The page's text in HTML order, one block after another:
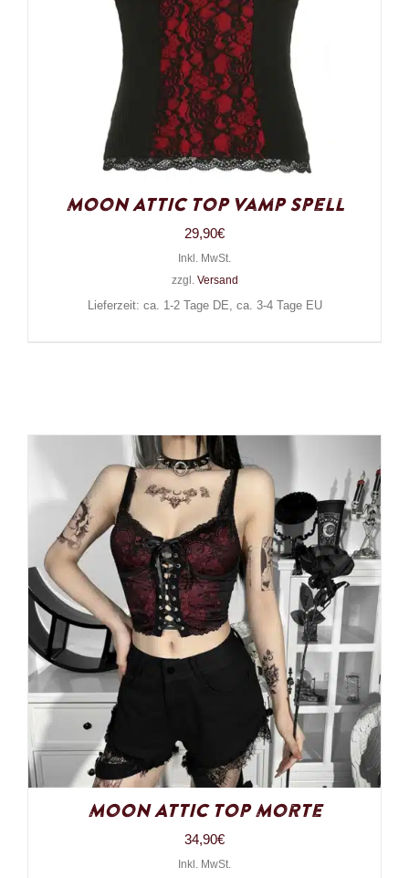
Moon Attic Top Vamp Spell
29,90€
Inkl. MwSt.
zzgl. Versand
Lieferzeit: ca. 1-2 Tage DE, ca. 3-4 Tage EU
Moon Attic Top Morte
34,90€
Inkl. MwSt.